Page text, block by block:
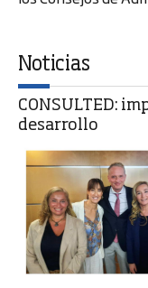
Noticias
CONSULTED:
desarrollo